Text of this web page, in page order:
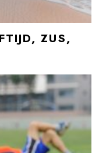
ZUS,